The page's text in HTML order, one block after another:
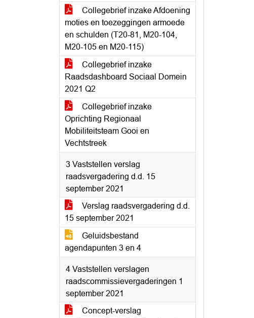
Collegebrief inzake Afdoening
moties en toezeggingen armoede
en schulden (T20-81, M20-104,
M20-105 en M20-115)
Collegebrief inzake
Raadsdashboard Sociaal Domein
2021 Q2
Collegebrief inzake
Oprichting Regionaal
Mobiliteitsteam Gooi en
Vechtstreek
3 Vaststellen verslag
raadsvergadering d.d. 15
september 2021
Verslag raadsvergadering d.d.
15 september 2021
Geluidsbestand
agendapunten 3 en 4
4 Vaststellen verslagen
raadscommissievergaderingen 1
september 2021
Concept-verslag